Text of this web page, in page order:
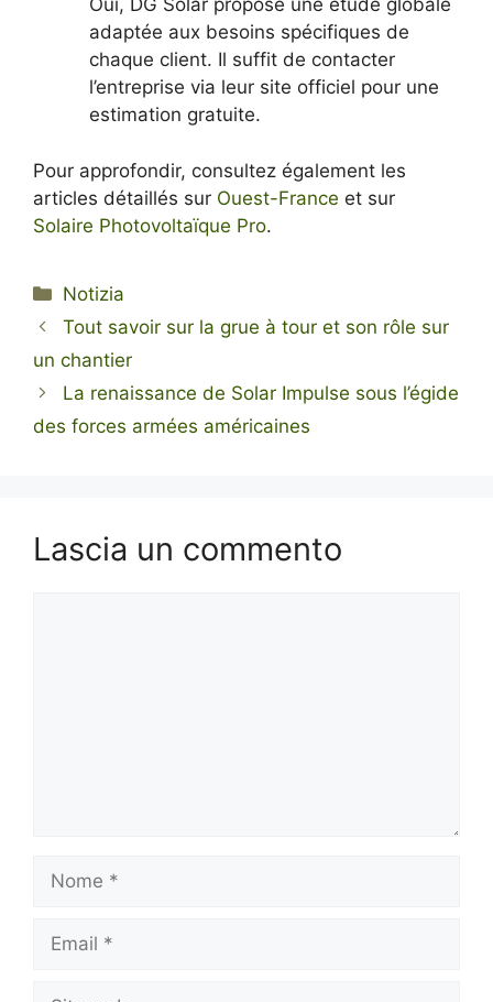
Oui, DG Solar propose une étude globale
adaptée aux besoins spécifiques de
chaque client. Il suffit de contacter
l’entreprise via leur site officiel pour une
estimation gratuite.
Pour approfondir, consultez également les
articles détaillés sur Ouest-France et sur
Solaire Photovoltaïque Pro.
Categorie
Notizia
Tout savoir sur la grue à tour et son rôle sur
un chantier
La renaissance de Solar Impulse sous l’égide
des forces armées américaines
Lascia un commento